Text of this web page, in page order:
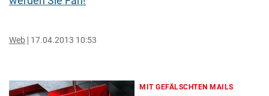
Web 17.04.2013 10:53
MIT GEFÄLSCHTEN MAILS